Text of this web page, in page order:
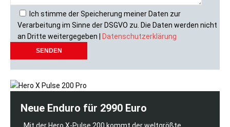
Ich stimme der Speicherung meiner Daten zur
Verarbeitung im Sinne der DSGVO zu. Die Daten werden nicht
an Dritte weitergegeben |
Datenschutzerklärung
Neue Enduro für 2990 Euro